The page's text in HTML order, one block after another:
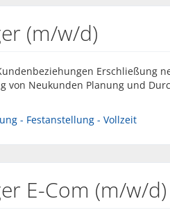
(m/w/d)
Erschließung
von Neukunden Planung und
- Festanstellung - Vollzeit
E-Com (m/w/d)